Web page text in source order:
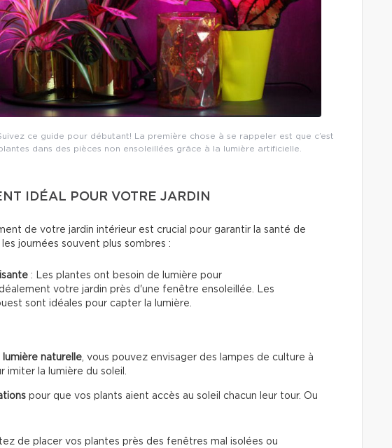
ce guide pour débutant! La première chose à se rappeler est que c’est
dans des pièces non ensoleillées grâce à la lumière artificielle.
IDÉAL POUR VOTRE JARDIN
de votre jardin intérieur est crucial pour garantir la santé de
journées souvent plus sombres :
: Les plantes ont besoin de lumière pour
votre jardin près d'une fenêtre ensoleillée. Les
sont idéales pour capter la lumière.
lumière naturelle, vous pouvez envisager des lampes de culture à
imiter la lumière du soleil.
pour que vos plants aient accès au soleil chacun leur tour. Ou
de placer vos plantes près des fenêtres mal isolées ou